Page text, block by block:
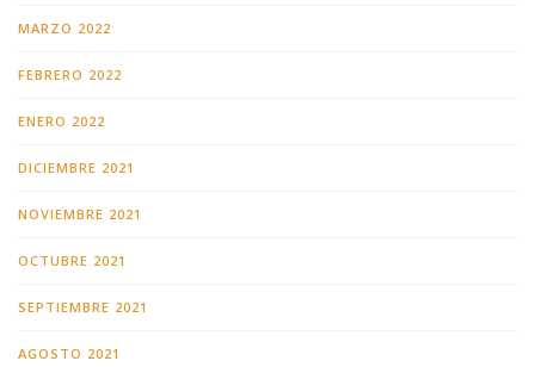
MARZO 2022
FEBRERO 2022
ENERO 2022
DICIEMBRE 2021
NOVIEMBRE 2021
OCTUBRE 2021
SEPTIEMBRE 2021
AGOSTO 2021